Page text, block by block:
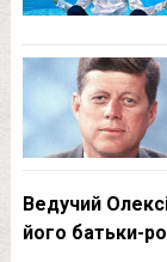
Ведучий
його батьки-